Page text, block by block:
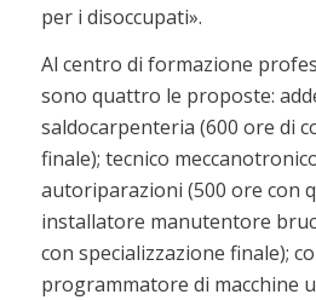
per i disoccupati».
Al centro di formazione
sono quattro le proposte:
saldocarpenteria (600 ore di
finale); tecnico
autoriparazioni (500 ore con
installatore manutentore
con specializzazione finale);
programmatore di macchine